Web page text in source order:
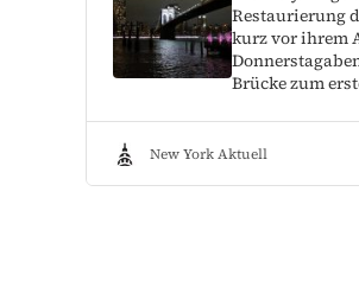
Restaurierung
kurz vor ihrem
Brücke zum
New York Aktuell